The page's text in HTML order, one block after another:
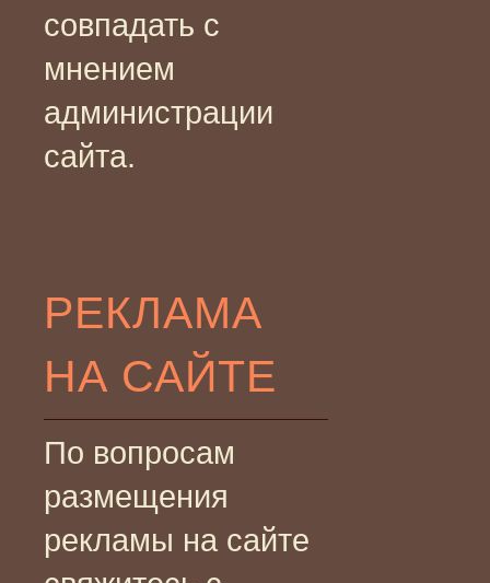
совпадать с
мнением
администрации
сайта.
РЕКЛАМА
НА САЙТЕ
По вопросам
размещения
рекламы на сайте